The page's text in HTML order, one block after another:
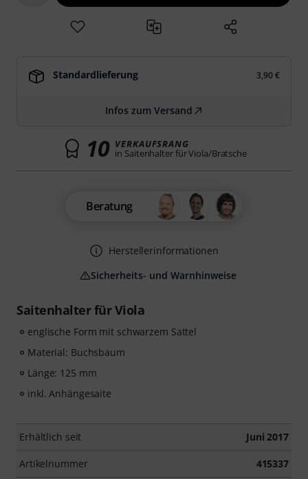
Saitenhalter für Viola
englische Form mit schwarzem Sattel
Material: Buchsbaum
Länge: 125 mm
inkl. Anhängesaite
Erhältlich seit Juni 2017
Artikelnummer 415337
Standardlieferung 3,90 €
Infos zum Versand
10 VERKAUFSRANG
in Saitenhalter für Viola/Bratsche
Beratung
Herstellerinformationen
Sicherheits- und Warnhinweise